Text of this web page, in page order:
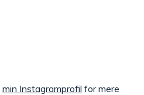
min Instagramprofil for mere